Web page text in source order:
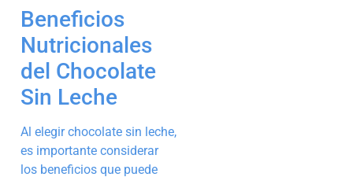
Beneficios
Nutricionales
del Chocolate
Sin Leche
Al elegir chocolate sin leche,
es importante considerar
los beneficios que puede